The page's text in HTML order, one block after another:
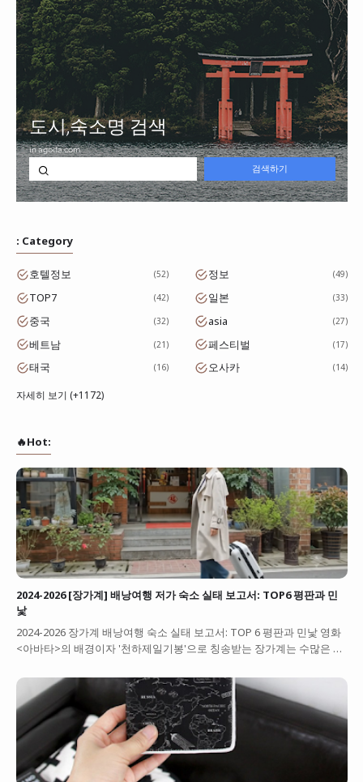
: Category
호텔정보 52 정보 49
TOP7 42 일본 33
중국 32 asia 27
베트남 21 페스티벌 17
태국 16 오사카 14
자세히 보기 (+1172)
🔥Hot:
2024-2026 [장가계] 배낭여행 저가 숙소 실태 보고서: TOP6 평판과 민
낯
2024-2026 장가계 배낭여행 숙소 실태 보고서: TOP 6 평판과 민낯 영화
<아바타>의 배경이자 '천하제일기봉'으로 칭송받는 장가계는 수많은 …